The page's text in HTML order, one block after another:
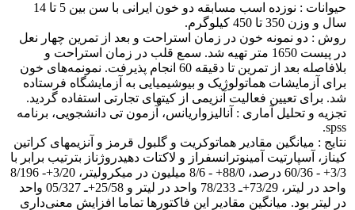
حیوانات : نوزده اسب مسابقه دو خون ایرانی با سن بین 5 تا 14
سال و وزن 350 تا 450 کیلوگرم.
روش : دو نمونه خون در زمان استراحت و بعد از تمرین چهار نعل
در پیست 1650 متر تهیه شد. سمع قلب در زمان استراحت و
بلافاصله بعد از تمرین تا دقیقه 60 انجام پذیرفت. نمونمه‌های خون
برای آزمایشات هماتولوژیک و بیوشیمیایی به آزمایشگاه فرستاده
شد. برای تعیین فعالیت آنزیمی از کیتهای تجارتی استفاده گردید.
تجزیه و تحلیل آماری : آنالیزواریانس، آزمون تی دانشجویی، برنامه
spss.
نتایج : میانگین مقادیر هماتوکریت و گلبول قرمز و آنزیمهای کراتین
کیناز، آسپارتیت آمینوترانسفراز و لاکتات دهیدروژناز بترتیب برابر با
3/3+ - 60/36 درصد، 88/0+ - 8/6 میلیون در میکرولیتر، 3/20+- 8/196
واحد در لیتر، 73/29+ـ 78/233 واحد در لیتر و 25/58+ـ 05/327 واحد
در لیتر بود. میانگین مقادیر این فاکتورها تماما افزایش معنی‌داری